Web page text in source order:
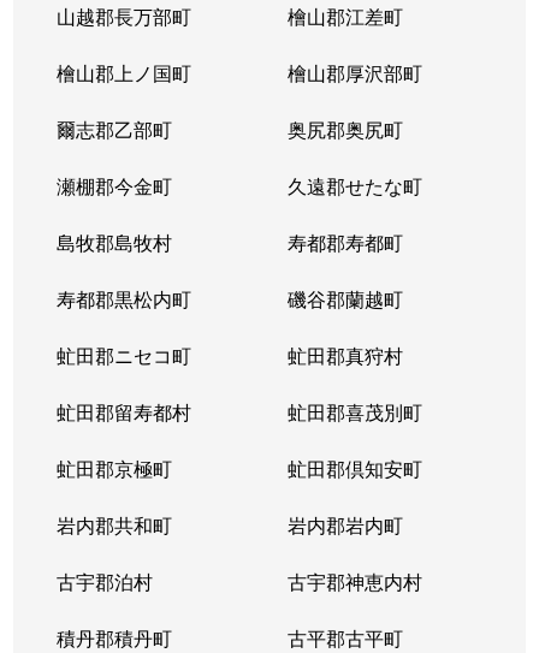
山越郡長万部町 檜山郡江差町
檜山郡上ノ国町 檜山郡厚沢部町
爾志郡乙部町 奥尻郡奥尻町
瀬棚郡今金町 久遠郡せたな町
島牧郡島牧村 寿都郡寿都町
寿都郡黒松内町 磯谷郡蘭越町
虻田郡ニセコ町 虻田郡真狩村
虻田郡留寿都村 虻田郡喜茂別町
虻田郡京極町 虻田郡倶知安町
岩内郡共和町 岩内郡岩内町
古宇郡泊村 古宇郡神恵内村
積丹郡積丹町 古平郡古平町